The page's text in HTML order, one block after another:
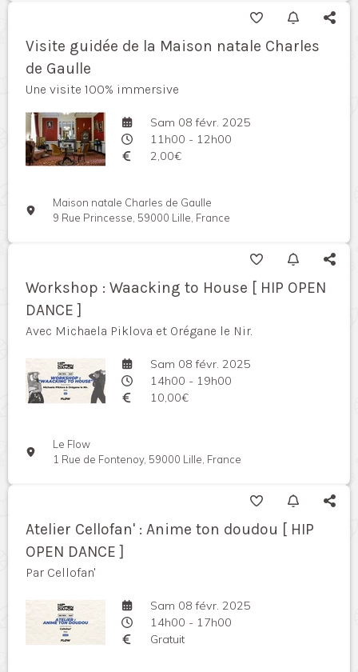
Visite guidée de la Maison natale Charles
de Gaulle
Une visite 100% immersive
Sam 08 févr. 2025
11h00 - 12h00
2,00€
Maison natale Charles de Gaulle
9 Rue Princesse, 59000 Lille, France
Workshop : Waacking to House [ HIP OPEN
DANCE ]
Avec Michaela Piklova et Orégane le Nir.
Sam 08 févr. 2025
14h00 - 19h00
10,00€
Le Flow
1 Rue de Fontenoy, 59000 Lille, France
Atelier Cellofan' : Anime ton doudou [ HIP
OPEN DANCE ]
Par Cellofan'
Sam 08 févr. 2025
14h00 - 17h00
Gratuit